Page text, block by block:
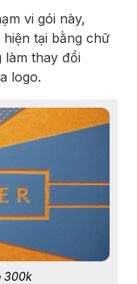
vi gói này,
tại bằng chữ
làm thay đổi
logo.
300k